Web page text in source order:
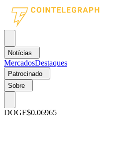
Notícias
MercadosDestaques
Patrocinado
Sobre
DOGE$0.06965